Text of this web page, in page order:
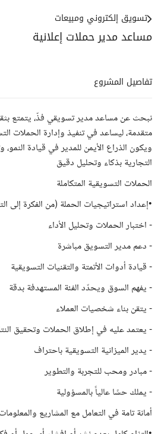
مساعد مدير حملات إعلانية
تسويق إلكتروني ومبيعات
تفاصيل المشروع
نبحث عن مساعد مدير تسويقي فذّ، يتمتع
متقدمة، ليساعد في تنفيذ وإدارة الحملات
ويكون الذراع الأيمن للمدير في قيادة
التجارية بذكاء وتحليل دقيق
الحملات التسويقية المتكاملة
•إعداد استراتيجيات الحملة (من الفكرة إلى
- اختبار الحملات وتحليل الأداء
- دعم مدير التسويق مباشرة
- قيادة أدوات الأتمتة والتقنيات التسويقية
- يفهم السوق ويحدّد الفئة المستهدفة بدقة
- يتقن بناء شخصيات العملاء
- يعتمد عليه في إطلاق الحملات وتحقيق
- يدير الميزانية التسويقية باحتراف
- مبادر ومحب للتجربة والتطوير
- يملك حسًا عالياً بالمسؤولية
أمانة تامة في التعامل مع المشاريع